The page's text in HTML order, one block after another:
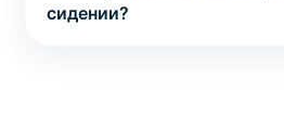
сидении?